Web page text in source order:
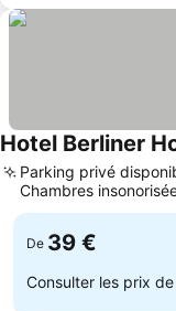
Hotel Berliner
Parking privé
Chambres
balcon
De 39 €
Consulter les prix de